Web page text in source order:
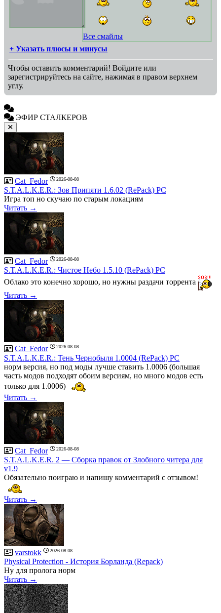
Все смайлы
+ Указать плюсы и минусы
Чтобы оставить комментарий! Войдите или
зарегистрируйтесь на сайте, нажимая в правом верхнем
углу.
ЭФИР СТАЛКЕРОВ
Cat_Fedor 2026-08-08
S.T.A.L.K.E.R.: Зов Припяти 1.6.02 (RePack) PC
Игра топ но скучаю по старым локациям
Читать →
Cat_Fedor 2026-08-08
S.T.A.L.K.E.R.: Чистое Небо 1.5.10 (RePack) PC
Облако это конечно хорошо, но нужны раздачи торрента
Читать →
Cat_Fedor 2026-08-08
S.T.A.L.K.E.R.: Тень Чернобыля 1.0004 (RePack) PC
норм версия, но под моды лучше ставить 1.0006 (большая
часть модов подходят обоим версиям, но много модов есть
только для 1.0006)
Читать →
Cat_Fedor 2026-08-08
S.T.A.L.K.E.R. 2 — Сборка правок от Злобного читера для
v1.9
Обязательно поиграю и напишу комментарий с отзывом!
Читать →
varstokk 2026-08-08
Рhysical Рrotection - История Борланда (Repack)
Ну для пролога норм
Читать →